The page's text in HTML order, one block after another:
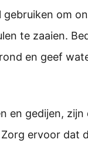
om
te zaaien.
en geef
en gedijen,
ervoor dat